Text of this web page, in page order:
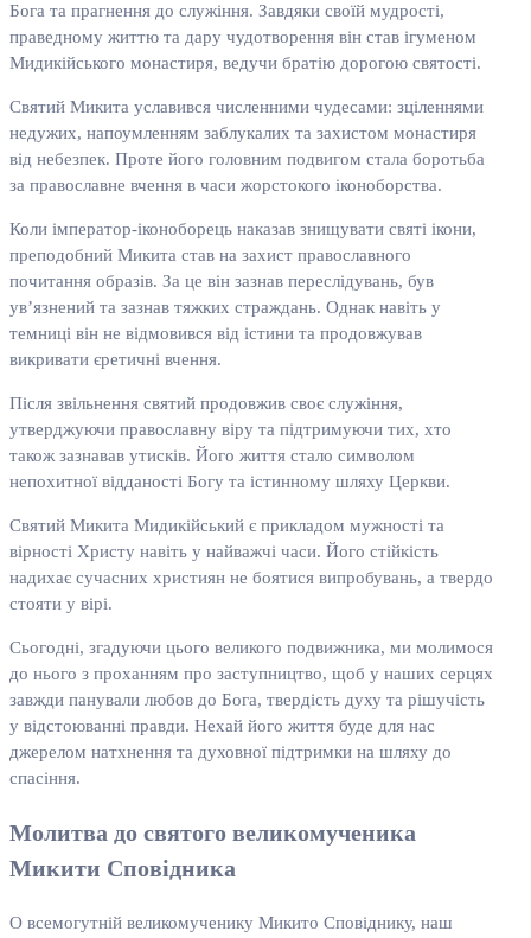
Бога та прагнення до служіння. Завдяки своїй мудрості,
праведному життю та дару чудотворення він став ігуменом
Мидикійського монастиря, ведучи братію дорогою святості.
Святий Микита уславився численними чудесами: зціленнями
недужих, напоумленням заблукалих та захистом монастиря
від небезпек. Проте його головним подвигом стала боротьба
за православне вчення в часи жорстокого іконоборства.
Коли імператор-іконоборець наказав знищувати святі ікони,
преподобний Микита став на захист православного
почитання образів. За це він зазнав переслідувань, був
ув’язнений та зазнав тяжких страждань. Однак навіть у
темниці він не відмовився від істини та продовжував
викривати єретичні вчення.
Після звільнення святий продовжив своє служіння,
утверджуючи православну віру та підтримуючи тих, хто
також зазнавав утисків. Його життя стало символом
непохитної відданості Богу та істинному шляху Церкви.
Святий Микита Мидикійський є прикладом мужності та
вірності Христу навіть у найважчі часи. Його стійкість
надихає сучасних християн не боятися випробувань, а твердо
стояти у вірі.
Сьогодні, згадуючи цього великого подвижника, ми молимося
до нього з проханням про заступництво, щоб у наших серцях
завжди панували любов до Бога, твердість духу та рішучість
у відстоюванні правди. Нехай його життя буде для нас
джерелом натхнення та духовної підтримки на шляху до
спасіння.
Молитва до святого великомученика
Микити Сповідника
О всемогутній великомученику Микито Сповіднику, наш